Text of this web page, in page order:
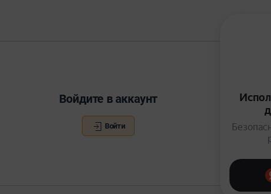
Войдите в аккаунт
Войти